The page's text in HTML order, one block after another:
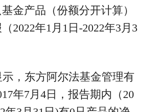
金产品（份额分开计算）
2022年1月1日-2022年3月3
，东方阿尔法基金管理有
年7月4日，报告期内（20